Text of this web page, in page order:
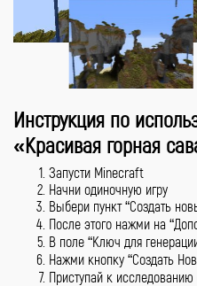
Инструкция по
«Красивая горная
Запусти Minecraft
Начни одиночную игру
Выбери пункт “Создать
После этого нажми на
В поле “Ключ для
Нажми кнопку “Создать
Приступай к